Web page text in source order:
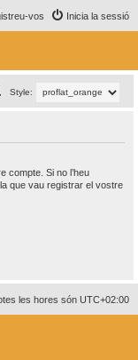
Inicia la sessió
vos
Style:
e
acompte. Si no l’heu
que vau registrar el vostre
les hores són UTC+02:00